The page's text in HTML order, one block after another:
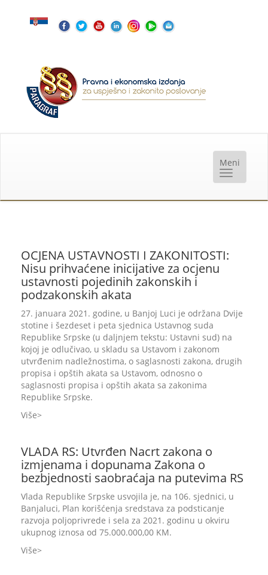
OCJENA USTAVNOSTI I ZAKONITOSTI:
Nisu prihvaćene inicijative za ocjenu
ustavnosti pojedinih zakonskih i
podzakonskih akata
27. januara 2021. godine, u Banjoj Luci je održana Dvije
stotine i šezdeset i peta sjednica Ustavnog suda
Republike Srpske (u daljnjem tekstu: Ustavni sud) na
kojoj je odlučivao, u skladu sa Ustavom i zakonom
utvrđenim nadležnostima, o saglasnosti zakona, drugih
propisa i opštih akata sa Ustavom, odnosno o
saglasnosti propisa i opštih akata sa zakonima
Republike Srpske.
Više
VLADA RS: Utvrđen Nacrt zakona o
izmjenama i dopunama Zakona o
bezbjednosti saobraćaja na putevima RS
Vlada Republike Srpske usvojila je, na 106. sjednici, u
Banjaluci, Plan korišćenja sredstava za podsticanje
razvoja poljoprivrede i sela za 2021. godinu u okviru
ukupnog iznosa od 75.000.000,00 KM.
Više